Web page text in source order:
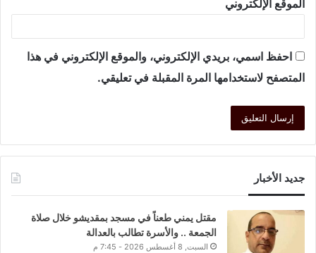
الموقع الإلكتروني
احفظ اسمي، بريدي الإلكتروني، والموقع الإلكتروني في هذا
المتصفح لاستخدامها المرة المقبلة في تعليقي.
جديد الأخبار
مقتل يمني طعناً في مسجد بمقديشو خلال صلاة
الجمعة .. والأسرة تطالب بالعدالة
السبت, 8 أغسطس 2026 - 7:45 م